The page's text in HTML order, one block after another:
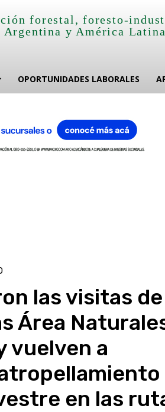
forestal, foresto-
Argentina y América
OPORTUNIDADES LABORALES
las visitas de
Área
vuelven a
en las